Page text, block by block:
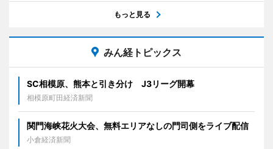
もっと見る
みん経トピックス
SC相模原、熊本と引き分け J3リーグ開幕
相模原町田経済新聞
関門海峡花火大会、無料エリアなしの門司側をライブ配信
小倉経済新聞